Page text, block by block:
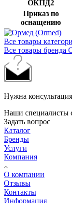
ОКПД2
Приказ по
оснащению
Все товары
Все товары бренда
Нужна
Наши специалисты
Задать вопрос
Каталог
Бренды
Услуги
Компания
О компании
Отзывы
Контакты
Информация